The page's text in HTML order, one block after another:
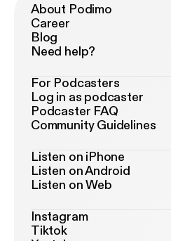
About Podimo
Career
Blog
Need help?
For Podcasters
Log in as podcaster
Podcaster FAQ
Community Guidelines
Listen on iPhone
Listen on Android
Listen on Web
Instagram
Tiktok